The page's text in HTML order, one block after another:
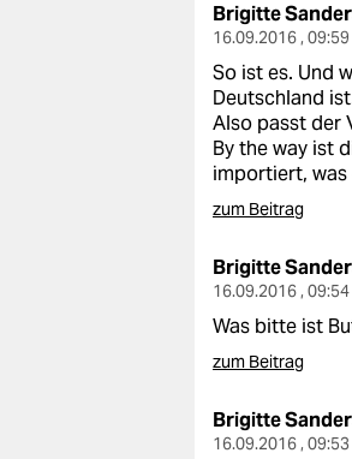
Brigitte
16.09.2016 ,
So ist es. Und
Deutschland
Also passt der
By the way ist
importiert, was
zum Beitrag
Brigitte
16.09.2016 ,
Was bitte ist
zum Beitrag
Brigitte
16.09.2016 ,